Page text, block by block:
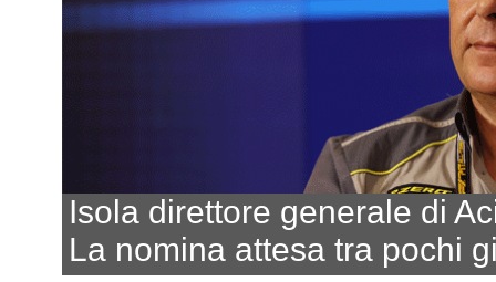
Isola direttore generale di
La nomina attesa tra pochi